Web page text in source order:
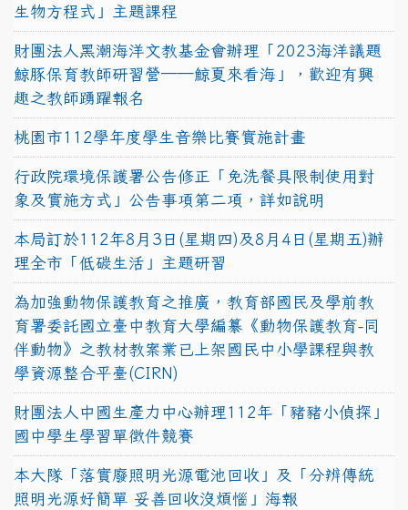
生物方程式」主題課程
財團法人黑潮海洋文教基金會辦理「2023海洋議題
鯨豚保育教師研習營──鯨夏來看海」，歡迎有興
趣之教師踴躍報名
桃園市112學年度學生音樂比賽實施計畫
行政院環境保護署公告修正「免洗餐具限制使用對
象及實施方式」公告事項第二項，詳如說明
本局訂於112年8月3日(星期四)及8月4日(星期五)辦
理全市「低碳生活」主題研習
為加強動物保護教育之推廣，教育部國民及學前教
育署委託國立臺中教育大學編纂《動物保護教育-同
伴動物》之教材教案業已上架國民中小學課程與教
學資源整合平臺(CIRN)
財團法人中國生產力中心辦理112年「豬豬小偵探」
國中學生學習單徵件競賽
本大隊「落實廢照明光源電池回收」及「分辨傳統
照明光源好簡單 妥善回收沒煩惱」海報